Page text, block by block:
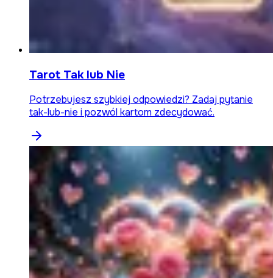
Tarot Tak lub Nie
Potrzebujesz szybkiej odpowiedzi? Zadaj pytanie
tak-lub-nie i pozwól kartom zdecydować.